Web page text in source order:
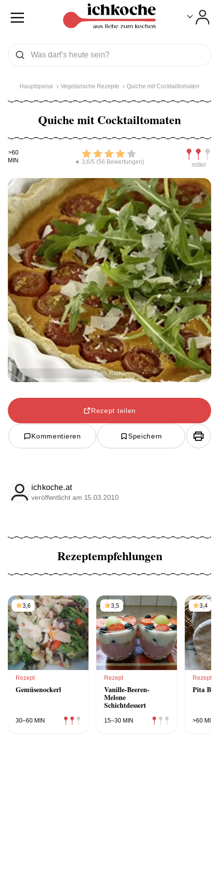
Was wollen Sie suchen
Suchen
Hauptspeise Vegetarische Rezepte Quiche mit Cocktailtomaten
Quiche mit Cocktailtomaten
Kochdauer
>60
MIN
Bewerten
★ 3,6/5 (56 Bewertungen) mittel
Foto: Rama
Rezept teilen
Kommentieren Speichern
ichkoche.at
veröffentlicht am 15.03.2010
Rezeptempfehlungen
3,6
Rezept
Gemüsenockerl
30–60 MIN
3,5
Rezept
Vanille-Beeren-
Melone
Schichtdessert
15–30 MIN
3,4
Rezept
Pita
>60 MIN